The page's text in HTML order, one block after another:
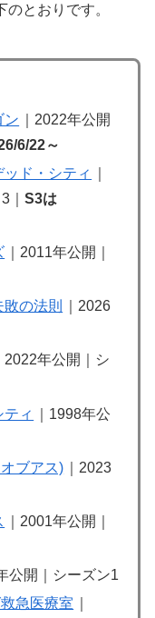
のとおりです。
ン
｜2022年公開
6/22～
ド・シティ
｜S3は
｜2011年公開｜
の法則
｜2026
2022年公開｜シ
ィ
｜1998年公
ブアス) ｜2023
｜2001年公開｜
公開｜シーズン1
急医療室